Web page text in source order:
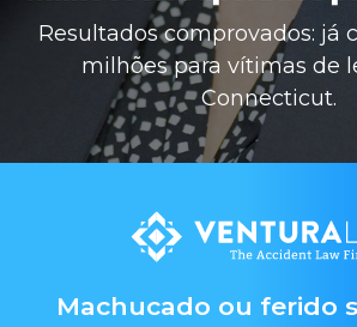
Resultados comprovados: já
milhões para vítimas de
Connecticut.
Machucado ou ferido